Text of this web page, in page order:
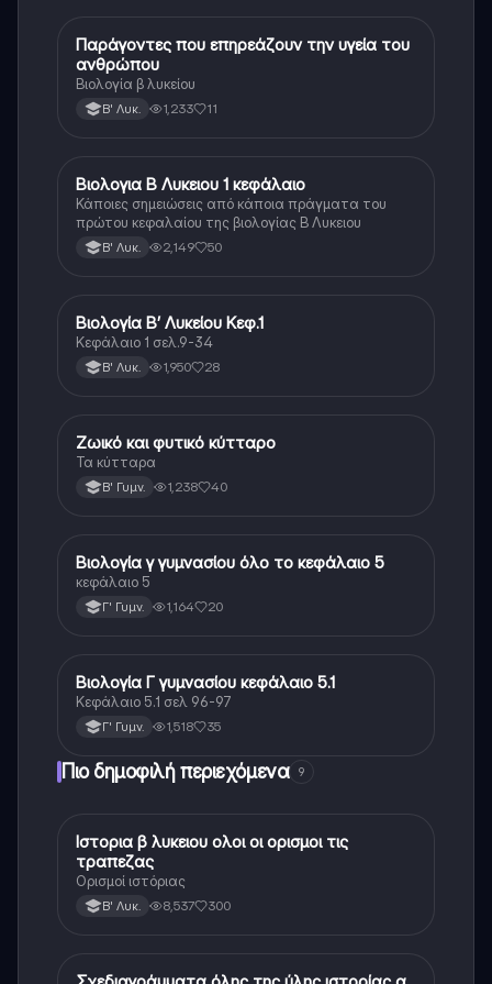
Βιολογία
Παράγοντες που επηρεάζουν την υγεία του
ανθρώπου
Βιολογία β λυκείου
Β' Λυκ. 1,233 11
Βιολογία
Βιολογια Β Λυκειου 1 κεφάλαιο
Κάποιες σημειώσεις από κάποια πράγματα του
πρώτου κεφαλαίου της βιολογίας Β Λυκειου
Β' Λυκ. 2,149 50
Βιολογία
Βιολογία Β’ Λυκείου Κεφ.1
Κεφάλαιο 1 σελ.9-34
Β' Λυκ. 1,950 28
Βιολογία
Ζωικό και φυτικό κύτταρο
Τα κύτταρα
Β' Γυμν. 1,238 40
Βιολογία
Βιολογία γ γυμνασίου όλο το κεφάλαιο 5
κεφάλαιο 5
Γ' Γυμν. 1,164 20
Βιολογία
Βιολογία Γ γυμνασίου κεφάλαιο 5.1
Κεφάλαιο 5.1 σελ 96-97
Γ' Γυμν. 1,518 35
Πιο δημοφιλή περιεχόμενα 9
Ιστορία
Ιστορια β λυκειου ολοι οι ορισμοι τις
τραπεζας
Ορισμοί ιστόριας
Β' Λυκ. 8,537 300
Ιστορία